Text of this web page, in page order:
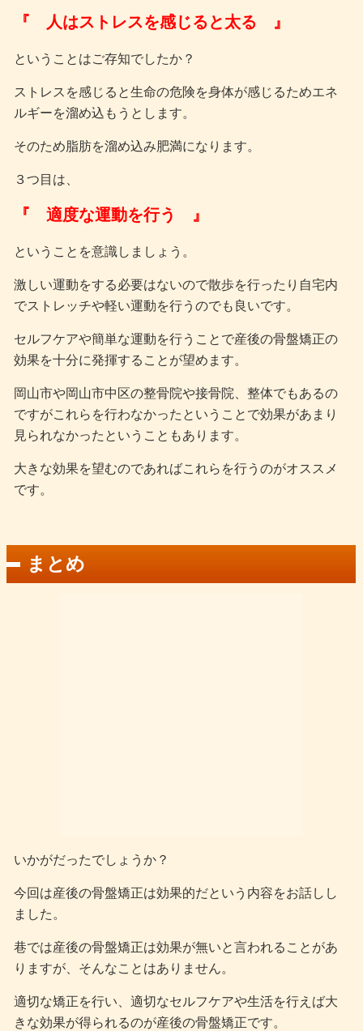
『 人はストレスを感じると太る 』
ということはご存知でしたか？
ストレスを感じると生命の危険を身体が感じるためエネ
ルギーを溜め込もうとします。
そのため脂肪を溜め込み肥満になります。
３つ目は、
『 適度な運動を行う 』
ということを意識しましょう。
激しい運動をする必要はないので散歩を行ったり自宅内
でストレッチや軽い運動を行うのでも良いです。
セルフケアや簡単な運動を行うことで産後の骨盤矯正の
効果を十分に発揮することが望めます。
岡山市や岡山市中区の整骨院や接骨院、整体でもあるの
ですがこれらを行わなかったということで効果があまり
見られなかったということもあります。
大きな効果を望むのであればこれらを行うのがオススメ
です。
まとめ
いかがだったでしょうか？
今回は産後の骨盤矯正は効果的だという内容をお話しし
ました。
巷では産後の骨盤矯正は効果が無いと言われることがあ
りますが、そんなことはありません。
適切な矯正を行い、適切なセルフケアや生活を行えば大
きな効果が得られるのが産後の骨盤矯正です。